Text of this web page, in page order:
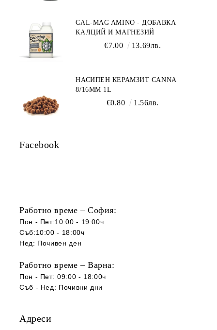
CAL-MAG AMINO - ДОБАВКА
КАЛЦИЙ И МАГНЕЗИЙ
€7.00 13.69лв.
НАСИПЕН КЕРАМЗИТ CANNA
8/16ММ 1L
€0.80 1.56лв.
Facebook
Работно време – София:
Пон - Пет:10:00 - 19:00ч
Съб:10:00 - 18:00ч
Нед: Почивен ден
Работно време – Варна:
Пон - Пет: 09:00 - 18:00ч
Съб - Нед: Почивни дни
Адреси